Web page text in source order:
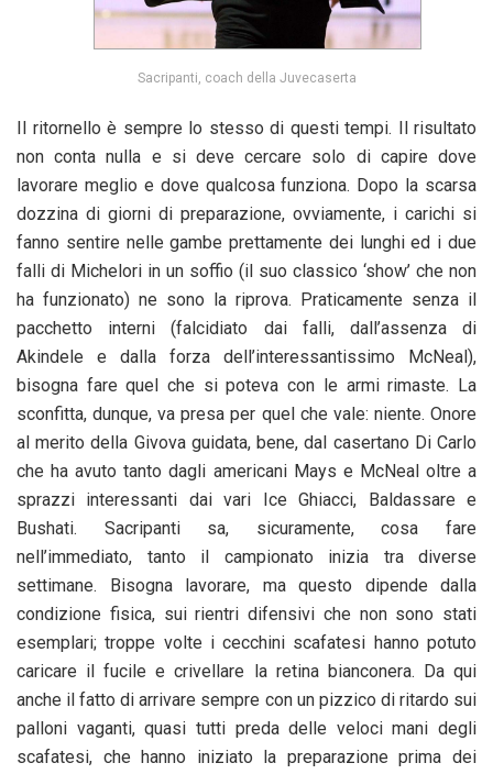
Sacripanti, coach della Juvecaserta
Il ritornello è sempre lo stesso di questi tempi. Il risultato
non conta nulla e si deve cercare solo di capire dove
lavorare meglio e dove qualcosa funziona. Dopo la scarsa
dozzina di giorni di preparazione, ovviamente, i carichi si
fanno sentire nelle gambe prettamente dei lunghi ed i due
falli di Michelori in un soffio (il suo classico ‘show’ che non
ha funzionato) ne sono la riprova. Praticamente senza il
pacchetto interni (falcidiato dai falli, dall’assenza di
Akindele e dalla forza dell’interessantissimo McNeal),
bisogna fare quel che si poteva con le armi rimaste. La
sconfitta, dunque, va presa per quel che vale: niente. Onore
al merito della Givova guidata, bene, dal casertano Di Carlo
che ha avuto tanto dagli americani Mays e McNeal oltre a
sprazzi interessanti dai vari Ice Ghiacci, Baldassare e
Bushati. Sacripanti sa, sicuramente, cosa fare
nell’immediato, tanto il campionato inizia tra diverse
settimane. Bisogna lavorare, ma questo dipende dalla
condizione fisica, sui rientri difensivi che non sono stati
esemplari; troppe volte i cecchini scafatesi hanno potuto
caricare il fucile e crivellare la retina bianconera. Da qui
anche il fatto di arrivare sempre con un pizzico di ritardo sui
palloni vaganti, quasi tutti preda delle veloci mani degli
scafatesi, che hanno iniziato la preparazione prima dei